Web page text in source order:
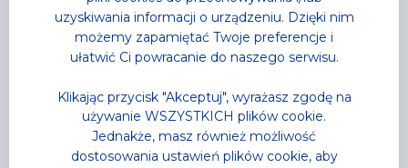
uzyskiwania informacji o urządzeniu. Dzięki nim
możemy zapamiętać Twoje preferencje i
ułatwić Ci powracanie do naszego serwisu.
Klikając przycisk "Akceptuj", wyrażasz zgodę na
używanie WSZYSTKICH plików cookie.
Jednakże, masz również możliwość
dostosowania ustawień plików cookie, aby